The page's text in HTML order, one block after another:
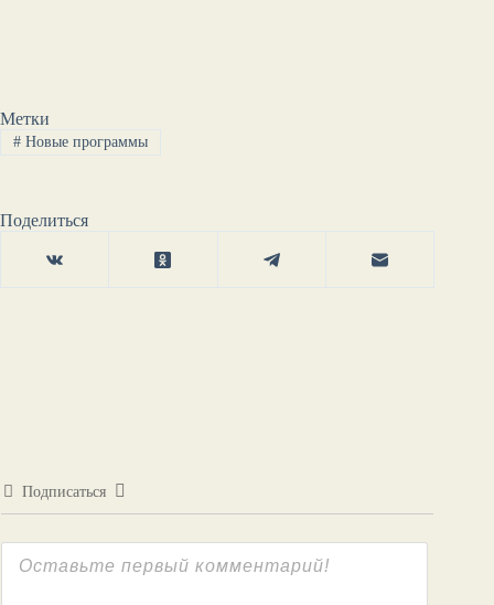
Метки
#Новые программы
Поделиться
Подписаться